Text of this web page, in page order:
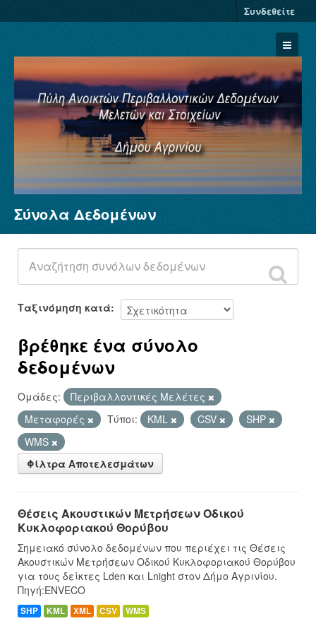
Συνδεθείτε
Σύνολα Δεδομένων
Φορείς
Ομάδες
Σχετικά
Σύνολα Δεδομένων
Ταξινόμηση κατά
βρέθηκε ένα σύνολο
δεδομένων
Ομάδες:
Περιβαλλοντικές Μελέτες
Μεταφορές
Τύποι: KML CSV
SHP
WMS
Φίλτρα Αποτελεσμάτων
Θέσεις Ακουστικών Μετρήσεων Οδικού
Κυκλοφοριακού Θορύβου
Σημειακό σύνολο δεδομένων που περιέχει τις Θέσεις
Ακουστικών Μετρήσεων Οδικού Κυκλοφοριακού Θορύβου
για τους δείκτες Lden και Lnight στον Δήμο Αγρινίου.
Πηγή:ENVECO
SHP KML XML CSV WMS